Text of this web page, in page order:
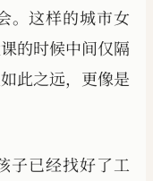
。这样的城市女
的时候中间仅隔
此之远，更像是
子已经找好了工